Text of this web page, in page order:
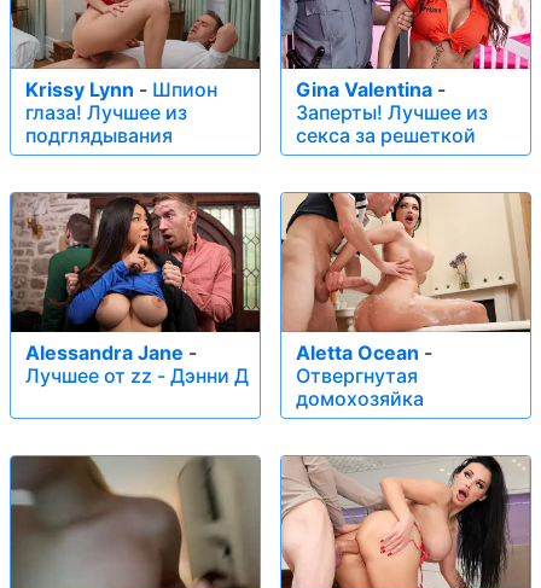
out as her most stunning feature are her riveting, beautiful
green eyes. One glance from her in any scene and you will
not remember to breathe.
Krissy Lynn - Шпион
глаза! Лучшее из
подглядывания
Gina Valentina -
Заперты! Лучшее из
секса за решеткой
Alessandra Jane -
Лучшее от zz - Дэнни Д
Aletta Ocean -
Отвергнутая
домохозяйка